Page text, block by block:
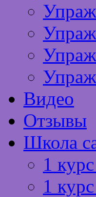
Видео
Отзывы
Школа
1
1